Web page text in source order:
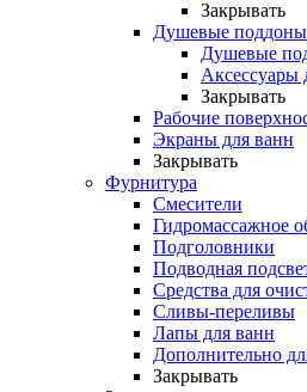
Закрывать
Душевые поддоны
Душевые
Аксессуары
Закрывать
Рабочие
Экраны для ванн
Закрывать
Фурнитура
Смесители
Гидромассажное
Подголовники
Подводная
Средства для
Сливы-переливы
Лапы для ванн
Дополнительно
Закрывать